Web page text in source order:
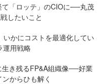
「ロッテ」のCIOに──丸茂
したいこと
かにコストを最適化してい
運用戦略
生き残るFP&A組織像──好業
からひも解く